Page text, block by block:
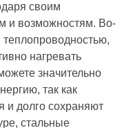
своим
и возможностям. Во-
нагревать
значительно
так как
и долго сохраняют
стальные